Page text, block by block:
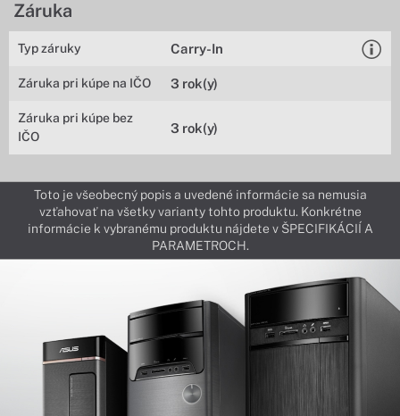
Záruka
Typ záruky Carry-In
Záruka pri kúpe na IČO 3 rok(y)
Záruka pri kúpe bez
IČO
3 rok(y)
Toto je všeobecný popis a uvedené informácie sa nemusia
vzťahovať na všetky varianty tohto produktu. Konkrétne
informácie k vybranému produktu nájdete v ŠPECIFIKÁCIÍ A
PARAMETROCH.